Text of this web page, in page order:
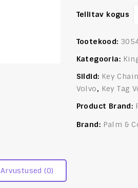
Tellitav kogus
Tootekood:
Kategooria:
Sildid: Key
Volvo, Key Tag
Product Brand:
Brand: Palm &
Arvustused (0)